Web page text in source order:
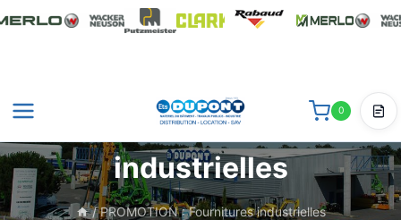
0
PROMOTION : Fournitures
industrielles
/ PROMOTION : Fournitures industrielles